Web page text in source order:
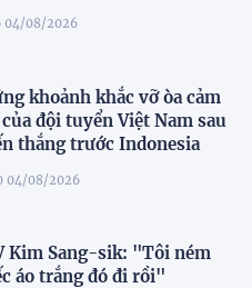
04/08/2026
khoảnh khắc vỡ òa cảm
đội tuyển Việt Nam sau
thắng trước Indonesia
04/08/2026
Kim Sang-sik: "Tôi ném
áo trắng đó đi rồi"